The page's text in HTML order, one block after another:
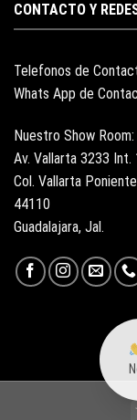
CONTACTO Y
Telefonos de
Whats App de
Nuestro Show Room:
Av. Vallarta 3233 Int.
Col. Vallarta Poniente
44110
Guadalajara, Jal.